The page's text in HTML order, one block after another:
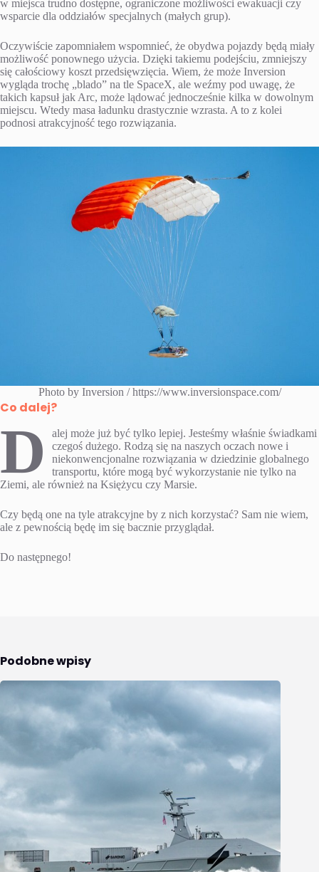
w miejsca trudno dostępne, ograniczone możliwości ewakuacji czy
wsparcie dla oddziałów specjalnych (małych grup).
Oczywiście zapomniałem wspomnieć, że obydwa pojazdy będą miały
możliwość ponownego użycia. Dzięki takiemu podejściu, zmniejszy
się całościowy koszt przedsięwzięcia. Wiem, że może Inversion
wygląda trochę „blado” na tle SpaceX, ale weźmy pod uwagę, że
takich kapsuł jak Arc, może lądować jednocześnie kilka w dowolnym
miejscu. Wtedy masa ładunku drastycznie wzrasta. A to z kolei
podnosi atrakcyjność tego rozwiązania.
Photo by Inversion / https://www.inversionspace.com/
Co dalej?
D
alej może już być tylko lepiej. Jesteśmy właśnie świadkami
czegoś dużego. Rodzą się na naszych oczach nowe i
niekonwencjonalne rozwiązania w dziedzinie globalnego
transportu, które mogą być wykorzystanie nie tylko na
Ziemi, ale również na Księżycu czy Marsie.
Czy będą one na tyle atrakcyjne by z nich korzystać? Sam nie wiem,
ale z pewnością będę im się bacznie przyglądał.
Do następnego!
Podobne wpisy